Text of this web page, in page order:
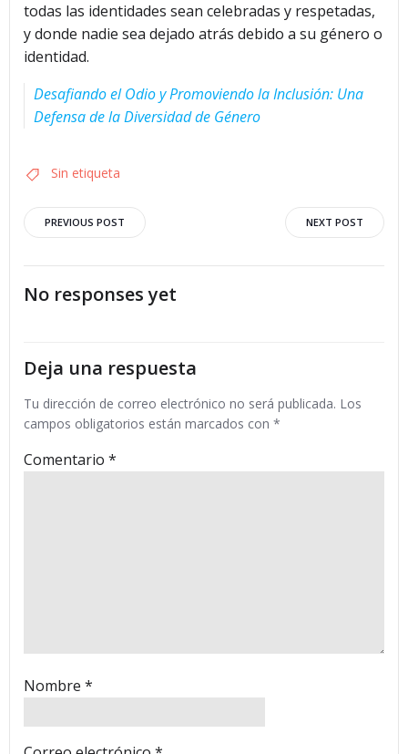
todas las identidades sean celebradas y respetadas,
y donde nadie sea dejado atrás debido a su género o
identidad.
Desafiando el Odio y Promoviendo la Inclusión: Una
Defensa de la Diversidad de Género
Sin etiqueta
Navegación
por
las
entradas
PREVIOUS POST
Navegación
por
NEXT POST
No responses yet
Deja una respuesta
Tu dirección de correo electrónico no será publicada. Los
campos obligatorios están marcados con *
Comentario *
Nombre *